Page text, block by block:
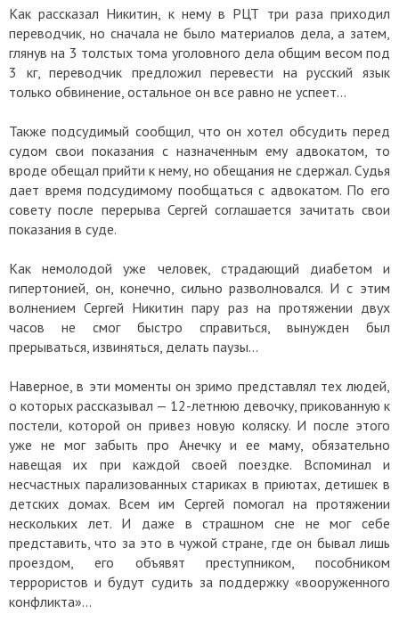
Как рассказал Никитин, к нему в РЦТ три раза приходил
переводчик, но сначала не было материалов дела, а затем,
глянув на 3 толстых тома уголовного дела общим весом под
3 кг, переводчик предложил перевести на русский язык
только обвинение, остальное он все равно не успеет...
Также подсудимый сообщил, что он хотел обсудить перед
судом свои показания с назначенным ему адвокатом, то
вроде обещал прийти к нему, но обещания не сдержал. Судья
дает время подсудимому пообщаться с адвокатом. По его
совету после перерыва Сергей соглашается зачитать свои
показания в суде.
Как немолодой уже человек, страдающий диабетом и
гипертонией, он, конечно, сильно разволновался. И с этим
волнением Сергей Никитин пару раз на протяжении двух
часов не смог быстро справиться, вынужден был
прерываться, извиняться, делать паузы…
Наверное, в эти моменты он зримо представлял тех людей,
о которых рассказывал — 12-летнюю девочку, прикованную к
постели, которой он привез новую коляску. И после этого
уже не мог забыть про Анечку и ее маму, обязательно
навещая их при каждой своей поездке. Вспоминал и
несчастных парализованных стариках в приютах, детишек в
детских домах. Всем им Сергей помогал на протяжении
нескольких лет. И даже в страшном сне не мог себе
представить, что за это в чужой стране, где он бывал лишь
проездом, его объявят преступником, пособником
террористов и будут судить за поддержку «вооруженного
конфликта»…